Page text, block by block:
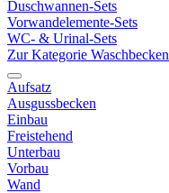
Duschwannen-Sets
Vorwandelemente-Sets
WC- & Urinal-Sets
Zur Kategorie Waschbecken
Aufsatz
Ausgussbecken
Einbau
Freistehend
Unterbau
Vorbau
Wand